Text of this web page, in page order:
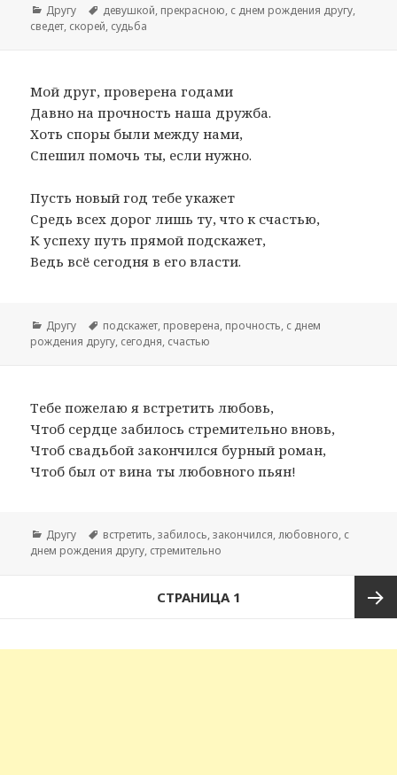
Рубрики
Другу Метки
девушкой, прекрасною, с днем рождения другу,
сведет, скорей, судьба
Мой друг, проверена годами
Давно на прочность наша дружба.
Хоть споры были между нами,
Спешил помочь ты, если нужно.
Пусть новый год тебе укажет
Средь всех дорог лишь ту, что к счастью,
К успеху путь прямой подскажет,
Ведь всё сегодня в его власти.
Рубрики
Другу Метки
подскажет, проверена, прочность, с днем
рождения другу, сегодня, счастью
Тебе пожелаю я встретить любовь,
Чтоб сердце забилось стремительно вновь,
Чтоб свадьбой закончился бурный роман,
Чтоб был от вина ты любовного пьян!
Рубрики
Другу Метки
встретить,забилось,закончился,любовного, с
днем рождения другу, стремительно
СТРАНИЦА 1